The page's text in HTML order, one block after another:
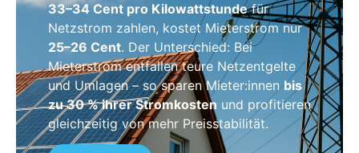
33–34 Cent pro Kilowattstundefür
Netzstrom zahlen, kostet Mieterstrom nur
25–26 Cent. Der Unterschied: Bei
Mieterstrom entfallen teure Netzentgelte
und Umlagen – so sparen Mieter:innen bis
zu 30 % ihrer Stromkosten und profitieren
gleichzeitig von mehr Preisstabilität.